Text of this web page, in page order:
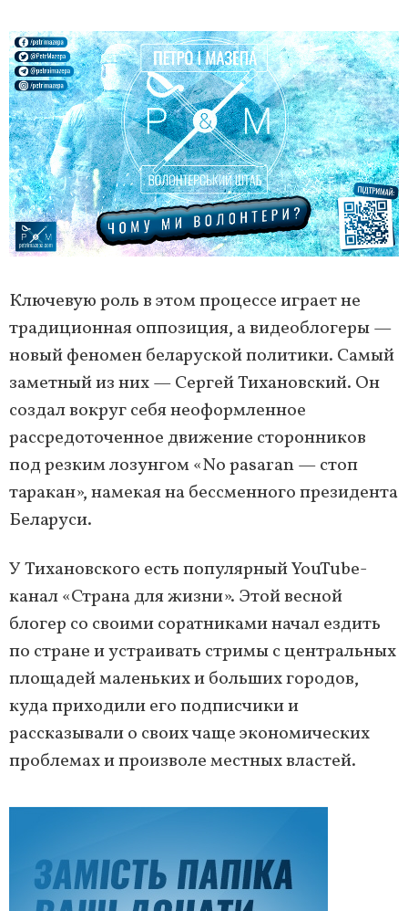
Ключевую роль в этом процессе играет не
традиционная оппозиция, а видеоблогеры —
новый феномен беларуской политики. Самый
заметный из них — Сергей Тихановский. Он
создал вокруг себя неоформленное
рассредоточенное движение сторонников
под резким лозунгом «No pasaran — стоп
таракан», намекая на бессменного президента
Беларуси.
У Тихановского есть популярный YouTube-
канал «Страна для жизни». Этой весной
блогер со своими соратниками начал ездить
по стране и устраивать стримы с центральных
площадей маленьких и больших городов,
куда приходили его подписчики и
рассказывали о своих чаще экономических
проблемах и произволе местных властей.